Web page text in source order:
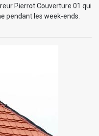
Pierrot Couverture 01 qui
pendant les week-ends.